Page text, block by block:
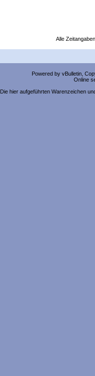
Alle
Powered by vBulletin,
Online
Die hier aufgeführten Warenzeichen